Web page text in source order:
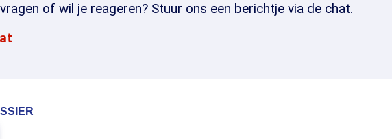
of wil je reageren? Stuur ons een berichtje via de chat.